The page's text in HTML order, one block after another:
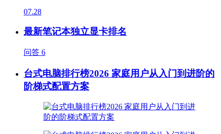
07.28
最新笔记本独立显卡排名
问答 6
台式电脑排行榜2026 家庭用户从入门到进阶的
阶梯式配置方案